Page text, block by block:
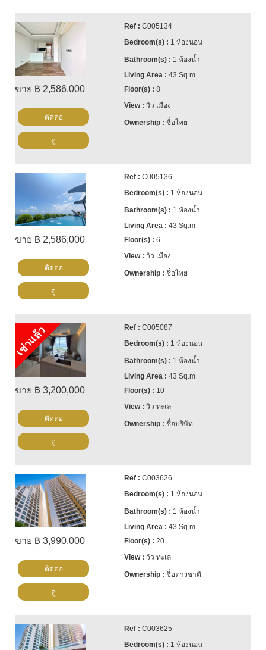
ขาย ฿ 2,586,000
C005134
1 ห้องนอน
1 ห้องน้ำ
43 Sq.m
8
วิว เมือง
ชื่อไทย
ติดต่อ
ดู
ขาย ฿ 2,586,000
C005136
1 ห้องนอน
1 ห้องน้ำ
43 Sq.m
6
วิว เมือง
ชื่อไทย
ติดต่อ
ดู
เช่าแล้ว
ขาย ฿ 3,200,000
C005087
1 ห้องนอน
1 ห้องน้ำ
43 Sq.m
10
วิว ทะเล
ชื่อบริษัท
ติดต่อ
ดู
ขาย ฿ 3,990,000
C003626
1 ห้องนอน
1 ห้องน้ำ
43 Sq.m
20
วิว ทะเล
ชื่อต่างชาติ
ติดต่อ
ดู
C003625
1 ห้องนอน